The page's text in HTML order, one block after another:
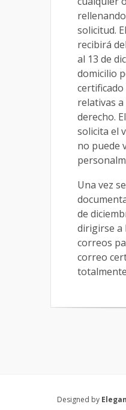
solicitud.
recibirá
al 13 de
domicilio
relativas
derecho.
solicita el
no puede
Una vez
de
dirigirse a
correos
correo
Designed by